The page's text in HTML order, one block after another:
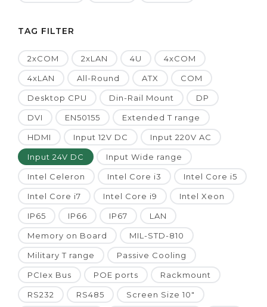
TAG FILTER
2xCOM 2xLAN 4U 4xCOM
4xLAN All-Round ATX COM
Desktop CPU Din-Rail Mount DP
DVI EN50155 Extended T range
HDMI Input 12V DC Input 220V AC
Input 24V DC Input Wide range
Intel Celeron Intel Core i3 Intel Core i5
Intel Core i7 Intel Core i9 Intel Xeon
IP65 IP66 IP67 LAN
Memory on Board MIL-STD-810
Military T range Passive Cooling
PCIex Bus POE ports Rackmount
RS232 RS485 Screen Size 10"